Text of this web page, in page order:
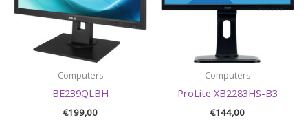
Computers
BE239QLBH
€199,00
Computers
ProLite XB2283HS-B3
€144,00